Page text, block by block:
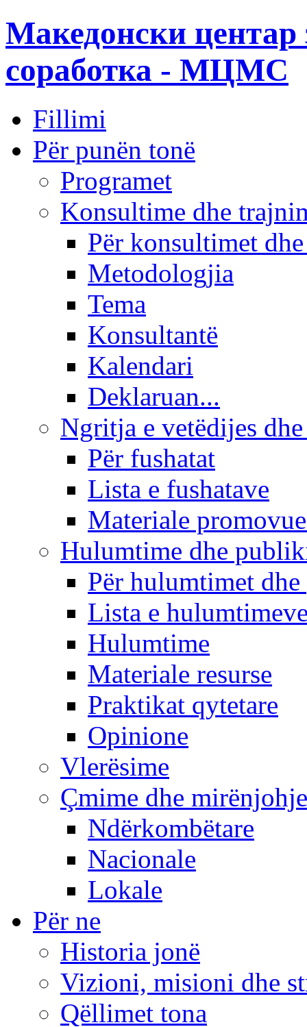
Македонски центар
соработка - МЦМС
Fillimi
Për punën tonë
Programet
Konsultime dhe
Për konsultimet
Metodologjia
Tema
Konsultantë
Kalendari
Deklaruan...
Ngritja e vetëdijes
Për fushatat
Lista e fushatave
Materiale
Hulumtime dhe
Për hulumtimet
Lista e
Hulumtime
Materiale resurse
Praktikat qytetare
Opinione
Vlerësime
Çmime dhe mirënjohje
Ndërkombëtare
Nacionale
Lokale
Për ne
Historia jonë
Vizioni, misioni dhe
Qëllimet tona